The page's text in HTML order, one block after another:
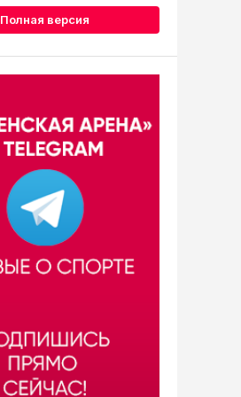
Полная версия